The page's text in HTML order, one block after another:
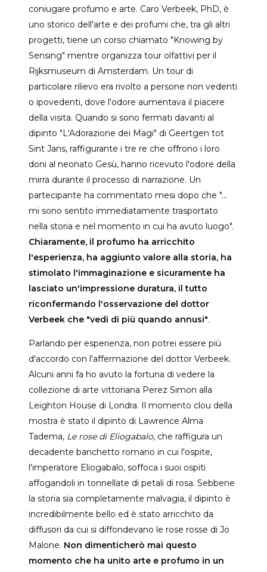
coniugare profumo e arte. Caro Verbeek, PhD, è
uno storico dell'arte e dei profumi che, tra gli altri
progetti, tiene un corso chiamato "Knowing by
Sensing" mentre organizza tour olfattivi per il
Rijksmuseum di Amsterdam. Un tour di
particolare rilievo era rivolto a persone non vedenti
o ipovedenti, dove l'odore aumentava il piacere
della visita. Quando si sono fermati davanti al
dipinto "L'Adorazione dei Magi" di Geertgen tot
Sint Jans, raffigurante i tre re che offrono i loro
doni al neonato Gesù, hanno ricevuto l'odore della
mirra durante il processo di narrazione. Un
partecipante ha commentato mesi dopo che "...
mi sono sentito immediatamente trasportato
nella storia e nel momento in cui ha avuto luogo".
Chiaramente, il profumo ha arricchito
l'esperienza, ha aggiunto valore alla storia, ha
stimolato l'immaginazione e sicuramente ha
lasciato un'impressione duratura, il tutto
riconfermando l'osservazione del dottor
Verbeek che "vedi di più quando annusi".
Parlando per esperienza, non potrei essere più
d'accordo con l'affermazione del dottor Verbeek.
Alcuni anni fa ho avuto la fortuna di vedere la
collezione di arte vittoriana Perez Simon alla
Leighton House di Londra. Il momento clou della
mostra è stato il dipinto di Lawrence Alma
Tadema, Le rose di Eliogabalo, che raffigura un
decadente banchetto romano in cui l'ospite,
l'imperatore Eliogabalo, soffoca i suoi ospiti
affogandoli in tonnellate di petali di rosa. Sebbene
la storia sia completamente malvagia, il dipinto è
incredibilmente bello ed è stato arricchito da
diffusori da cui si diffondevano le rose rosse di Jo
Malone. Non dimenticherò mai questo
momento che ha unito arte e profumo in un